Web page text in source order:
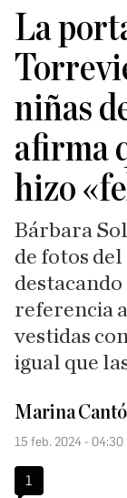
La
niñas
afirma
hizo
Bárbara
de fotos
destacando
referencia
vestidas
igual que
Marina Cantó
15 feb. 2024 - 04:30
1